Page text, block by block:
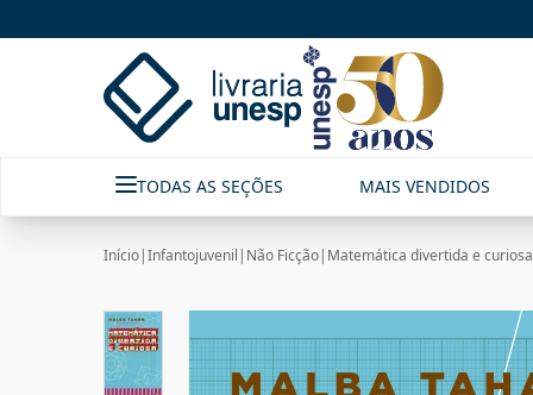
TODAS AS SEÇÕES MAIS VENDIDOS
Início|Infantojuvenil | Não Ficção| Matemática divertida e curiosa